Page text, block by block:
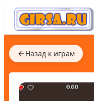
Назад к играм